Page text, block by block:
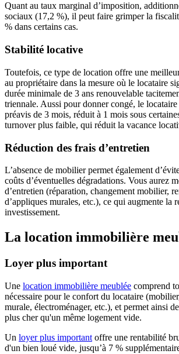
Quant au taux marginal d’imposition,
sociaux (17,2 %), il peut faire grimper la
% dans certains cas.
Stabilité locative
Toutefois, ce type de location offre une
au propriétaire dans la mesure où le locataire
durée minimale de 3 ans renouvelable
triennale. Aussi pour donner congé, le locataire
préavis de 3 mois, réduit à 1 mois sous
turnover plus faible, qui réduit la vacance
Réduction des frais d’entretien
L’absence de mobilier permet également
coûts d’éventuelles dégradations. Vous aurez
d’entretien (réparation, changement mobilier,
d’appliques murales, etc.), ce qui augmente la
investissement.
La location immobilière
Loyer plus important
Une location immobilière meublée comprend
nécessaire pour le confort du locataire
murale, électroménager, etc.), et permet ainsi
plus cher qu'un même logement vide.
Un loyer plus important offre une rentabilité
d'un bien loué vide, jusqu’à 7 %